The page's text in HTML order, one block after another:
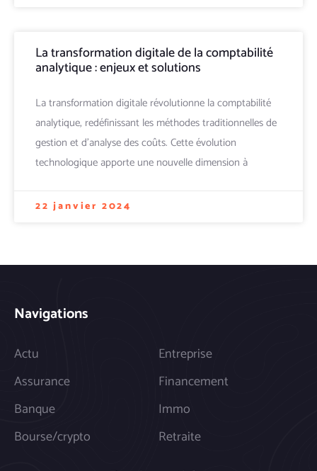
La transformation digitale de la comptabilité
analytique : enjeux et solutions
La transformation digitale révolutionne la comptabilité
analytique, redéfinissant les méthodes traditionnelles de
gestion et d'analyse des coûts. Cette évolution
technologique apporte une nouvelle dimension à
22 janvier 2024
Navigations
Actu
Assurance
Banque
Bourse/crypto
Entreprise
Financement
Immo
Retraite